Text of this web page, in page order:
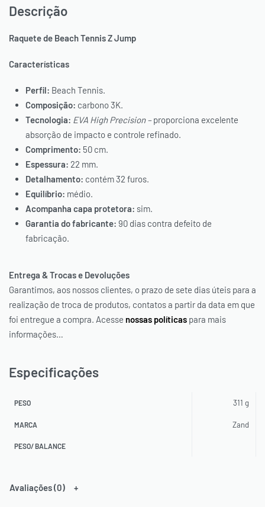
Descrição
Raquete de Beach Tennis Z Jump
Características
Perfil: Beach Tennis.
Composição: carbono 3K.
Tecnologia: EVA High Precision –proporciona excelente
absorção de impacto e controle refinado.
Comprimento: 50 cm.
Espessura: 22 mm.
Detalhamento: contém 32 furos.
Equilíbrio: médio.
Acompanha capa protetora: sim.
Garantia do fabricante: 90 dias contra defeito de
fabricação.
Entrega & Trocas e Devoluções
Garantimos, aos nossos clientes, o prazo de sete dias úteis para a
realização de troca de produtos, contatos a partir da data em que
foi entregue a compra. Acesse nossas políticas para mais
informações…
Especificações
PESO 311 g
MARCA Zand
PESO/ BALANCE
Avaliações (0)